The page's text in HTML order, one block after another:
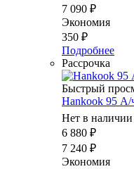
7 090 ₽
Экономия
350 ₽
Подробнее
Рассрочка
Быстрый
Hankook 95 А/
Нет в наличии
6 880 ₽
7 240 ₽
Экономия